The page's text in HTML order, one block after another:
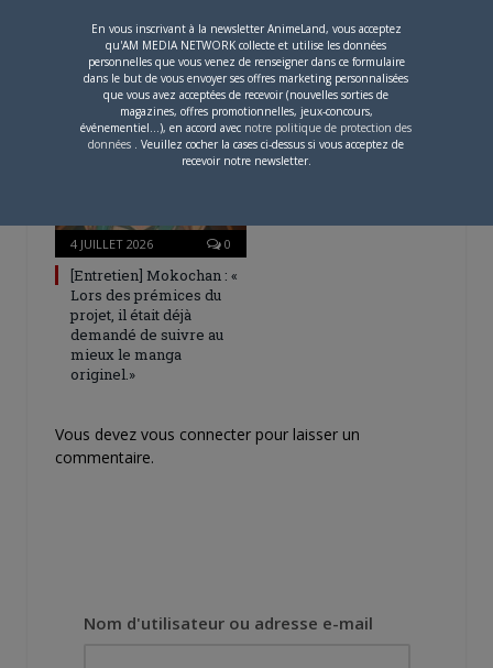
Une nouvelle série TV
Digimon en préparation
pour 2027
4 JUILLET 2026 0
[Entretien] Mokochan : «
Lors des prémices du
projet, il était déjà
demandé de suivre au
mieux le manga
originel.»
Vous devez vous connecter pour laisser un
commentaire.
Nom d'utilisateur ou adresse e-mail
En vous inscrivant à la newsletter AnimeLand, vous acceptez
qu'AM MEDIA NETWORK collecte et utilise les données
personnelles que vous venez de renseigner dans ce formulaire
dans le but de vous envoyer ses offres marketing personnalisées
que vous avez acceptées de recevoir (nouvelles sorties de
magazines, offres promotionnelles, jeux-concours,
événementiel...), en accord avec notre politique de protection des
données . Veuillez cocher la cases ci-dessus si vous acceptez de
recevoir notre newsletter.